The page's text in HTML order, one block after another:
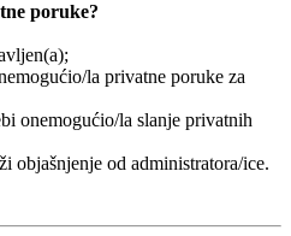
poruke?
la privatne poruke za
onemogućio/la slanje privatnih
objašnjenje od administratora/ice.